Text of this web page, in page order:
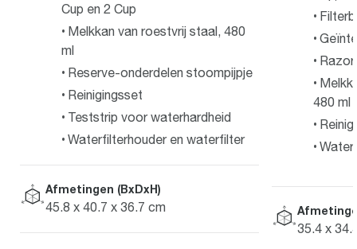
Cup en 2 Cup
Melkkan van roestvrij staal, 480
ml
Reserve-onderdelen stoompijpje
Reinigingsset
Teststrip voor waterhardheid
Waterfilterhouder en waterfilter
Afmetingen (BxDxH)
45.8 x 40.7 x 36.7 cm
480 ml
35.4 x